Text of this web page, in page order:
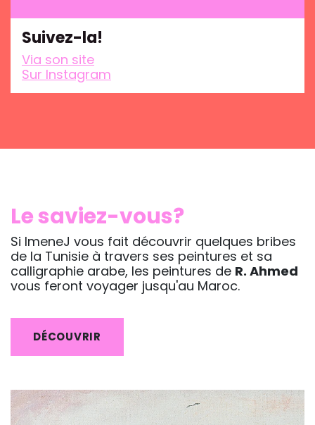
Suivez-la!
Via son site
Sur Instagram
Le saviez-vous?
Si ImeneJ vous fait découvrir quelques bribes
de la Tunisie à travers ses peintures et sa
calligraphie arabe, les peintures de R. Ahmed
vous feront voyager jusqu'au Maroc.
DÉCOUVRIR